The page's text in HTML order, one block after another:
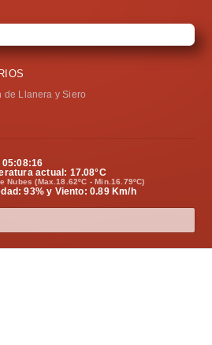
de Llanera y Siero
05:08:17
actual: 17.08°C
Nubes (Max.18.62ºC - Min.16.79ºC)
93% y Viento: 0.89 Km/h